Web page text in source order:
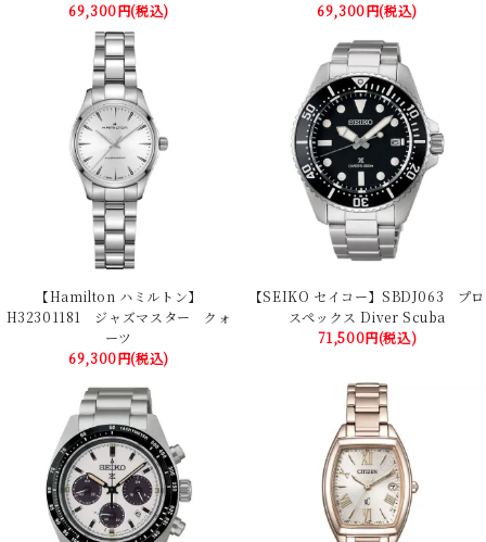
69,300円(税込)
69,300円(税込)
【Hamilton ハミルトン】
H32301181 ジャズマスター クォ
ーツ
69,300円(税込)
【SEIKO セイコー】SBDJ063 プロ
スペックス Diver Scuba
71,500円(税込)